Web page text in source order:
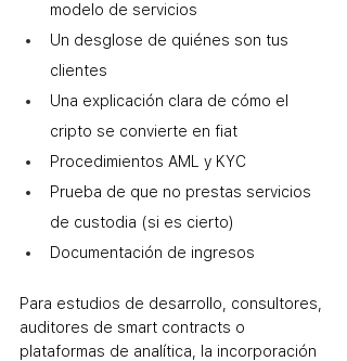
modelo de servicios
Un desglose de quiénes son tus
clientes
Una explicación clara de cómo el
cripto se convierte en fiat
Procedimientos AML y KYC
Prueba de que no prestas servicios
de custodia (si es cierto)
Documentación de ingresos
Para estudios de desarrollo, consultores,
auditores de smart contracts o
plataformas de analítica, la incorporación